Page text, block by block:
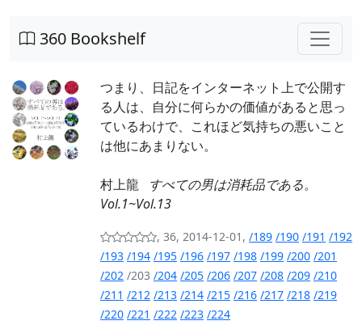
360 Bookshelf
つまり、日記をインターネット上で公開す
る人は、自分に何らかの価値があると思っ
ているわけで、これほど気持ちの悪いこと
は他にあまりない。
村上龍 すべての男は消耗品である。
Vol.1~Vol.13
, 36, 2014-12-01, /189 /190 /191 /192
/193 /194 /195 /196 /197 /198 /199 /200 /201
/202 /203 /204 /205 /206 /207 /208 /209 /210
/211 /212 /213 /214 /215 /216 /217 /218 /219
/220 /221 /222 /223 /224